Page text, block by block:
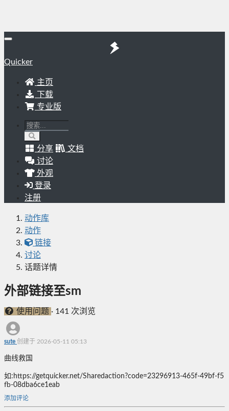
Quicker
主页
下载
专业版
分享
文档
讨论
外观
登录
注册
动作库
动作
链接
讨论
话题详情
外部链接至sm
使用问题 · 141 次浏览
sute 创建于 2026-05-11 05:13
曲线救国
如:https://getquicker.net/Sharedaction?code=23296913-465f-49bf-f5
fb-08dba6ce1eab
添加评论